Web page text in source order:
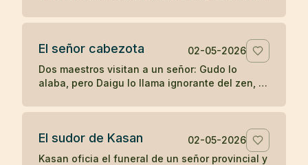
manchando aquello que veneraba.
El señor cabezota
02-05-2026
Dos maestros visitan a un señor: Gudo lo
alaba, pero Daigu lo llama ignorante del zen, y
la práctica.
El sudor de Kasan
02-05-2026
Kasan oficia el funeral de un señor provincial y